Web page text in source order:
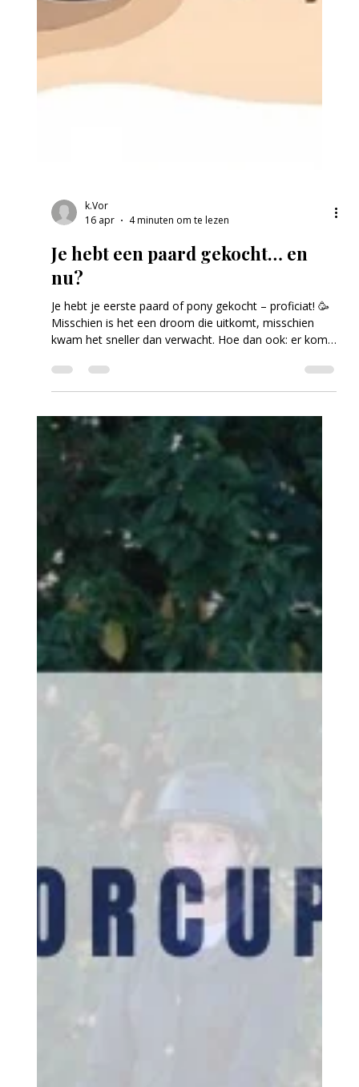
16 apr
4 minuten om te lezen
Je hebt een paard gekocht… en
nu?
Je hebt je eerste paard of pony gekocht – proficiat! 🥳
kwam het sneller dan verwacht. Hoe dan ook: er komt
nu niet alleen borstelen, rijden en verzorgen bij kijken…
zorgen – we leggen alles stap voor stap uit. Ook wat je
later nog moet doen als je wedstrijden wil rijden of als
je paard uit het buitenland komt. Stel: je paard heeft al
een chip en een paspoort Dat is top! Maar je be